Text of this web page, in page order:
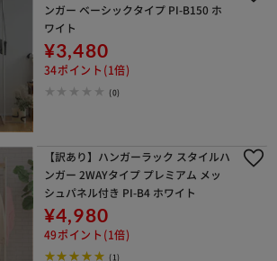
ンガー ベーシックタイプ PI-B150 ホ
ワイト
¥3,480
34ポイント(1倍)
(0)
【訳あり】ハンガーラック スタイルハ
ンガー 2WAYタイプ プレミアム メッ
シュパネル付き PI-B4 ホワイト
¥4,980
49ポイント(1倍)
(1)